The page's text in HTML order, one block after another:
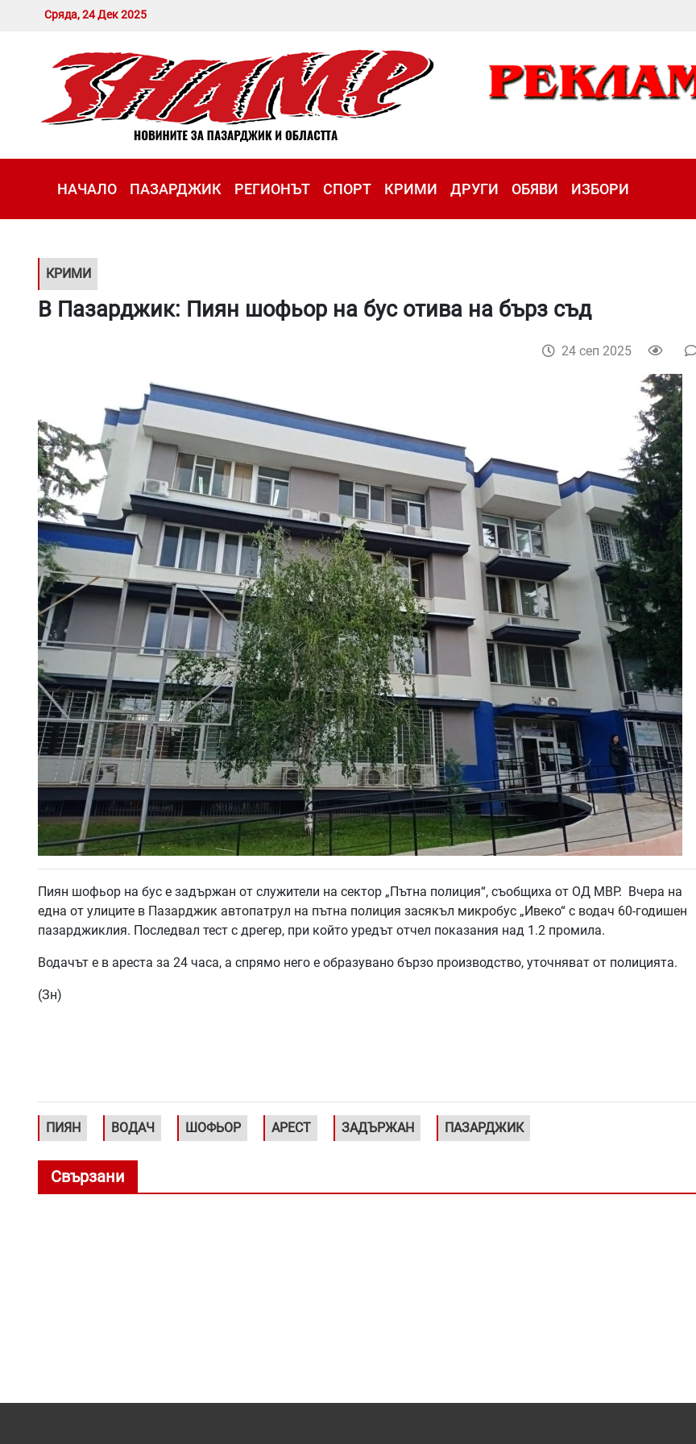
Сряда, 24 Дек 2025
НАЧАЛО ПАЗАРДЖИК РЕГИОНЪТ СПОРТ КРИМИ ДРУГИ ОБЯВИ ИЗБОРИ
КРИМИ
В Пазарджик: Пиян шофьор на бус отива на бърз съд
24 сеп 2025
Пиян шофьор на бус е задържан от служители на сектор „Пътна полиция“, съобщиха от ОД МВР. Вчера на
една от улиците в Пазарджик автопатрул на пътна полиция засякъл микробус „Ивеко“ с водач 60-годишен
пазарджиклия. Последвал тест с дрегер, при който уредът отчел показания над 1.2 промила.
Водачът е в ареста за 24 часа, а спрямо него е образувано бързо производство, уточняват от полицията.
(Зн)
ПИЯН ВОДАЧ ШОФЬОР АРЕСТ ЗАДЪРЖАН ПАЗАРДЖИК
Свързани